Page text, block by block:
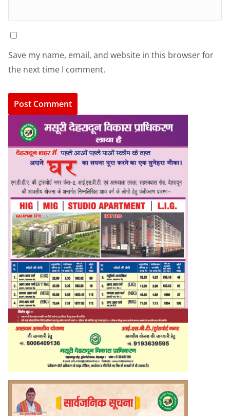
Save my name, email, and website in this browser for
the next time I comment.